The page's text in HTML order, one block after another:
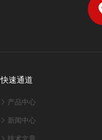
快速通道
产品中心
新闻中心